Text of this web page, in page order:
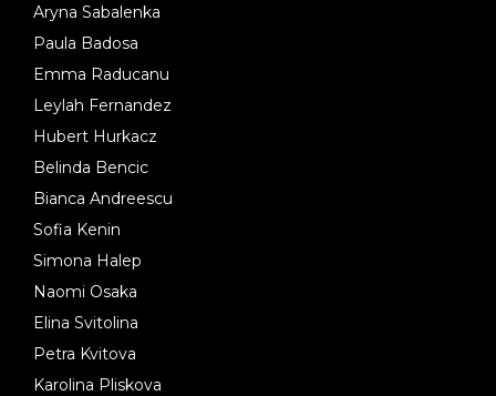
Aryna Sabalenka
Paula Badosa
Emma Raducanu
Leylah Fernandez
Hubert Hurkacz
Belinda Bencic
Bianca Andreescu
Sofia Kenin
Simona Halep
Naomi Osaka
Elina Svitolina
Petra Kvitova
Karolina Pliskova